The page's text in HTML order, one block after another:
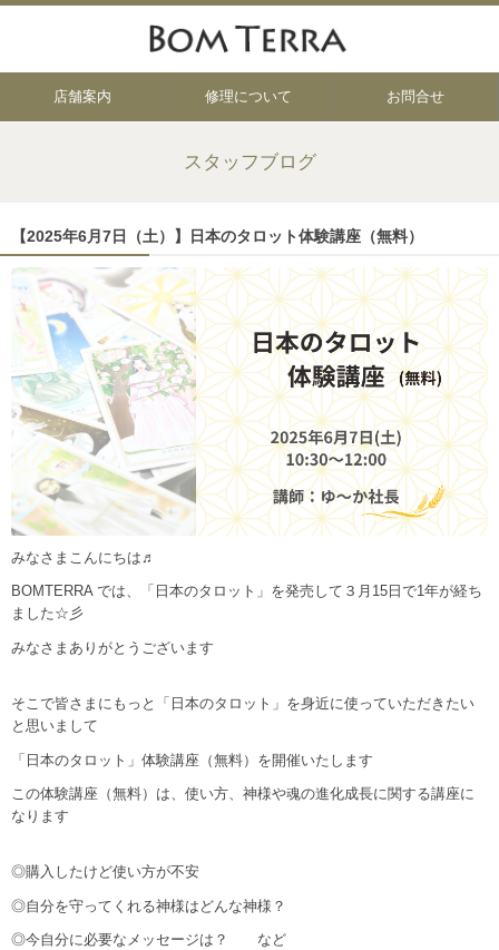
店舗案内 修理について お問合せ
スタッフブログ
【2025年6月7日（土）】日本のタロット体験講座（無料）
みなさまこんにちは♬
BOMTERRA では、「日本のタロット」を発売して３月15日で1年が経ち
ました☆彡
みなさまありがとうございます
そこで皆さまにもっと「日本のタロット」を身近に使っていただきたい
と思いまして
「日本のタロット」体験講座（無料）を開催いたします
この体験講座（無料）は、使い方、神様や魂の進化成長に関する講座に
なります
◎購入したけど使い方が不安
◎自分を守ってくれる神様はどんな神様？
◎今自分に必要なメッセージは？ など